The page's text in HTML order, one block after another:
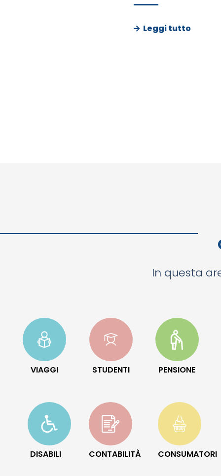
Leggi tutto
In questa
VIAGGI STUDENTI PENSIONE
DISABILI CONTABILITÀ CONSUMATORI